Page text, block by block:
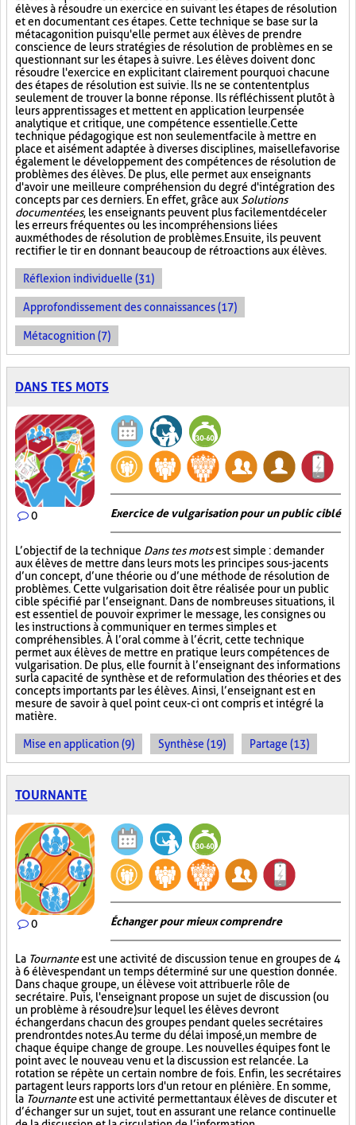
élèves à résoudre un exercice en suivant les étapes de résolution
et en documentant ces étapes. Cette technique se base sur la
métacagonition puisqu'elle permet aux élèves de prendre
conscience de leurs stratégies de résolution de problèmes en se
questionnant sur les étapes à suivre. Les élèves doivent donc
résoudre l'exercice en explicitant clairement pourquoi chacune
des étapes de résolution est suivie. Ils ne se contentent plus
seulement de trouver la bonne réponse. Ils réfléchissent plutôt à
leurs apprentissages et mettent en application leur pensée
analytique et critique, une compétence essentielle. Cette
technique pédagogique est non seulement facile à mettre en
place et aisément adaptée à diverses disciplines, mais elle favorise
également le développement des compétences de résolution de
problèmes des élèves. De plus, elle permet aux enseignants
d'avoir une meilleure compréhension du degré d'intégration des
concepts par ces derniers. En effet, grâce aux Solutions
documentées, les enseignants peuvent plus facilement déceler
les erreurs fréquentes ou les incompréhensions liées
aux méthodes de résolution de problèmes. Ensuite, ils peuvent
rectifier le tir en donnant beaucoup de rétroactions aux élèves.
Réflexion individuelle (31)
Approfondissement des connaissances (17)
Métacognition (7)
DANS TES MOTS
0 Exercice de vulgarisation pour un public ciblé
L’objectif de la technique Dans tes motsest simple : demander
aux élèves de mettre dans leurs mots les principes sous-jacents
d’un concept, d’une théorie ou d’une méthode de résolution de
problèmes. Cette vulgarisation doit être réalisée pour un public
cible spécifié par l’enseignant. Dans de nombreuses situations, il
est essentiel de pouvoir exprimer le message, les consignes ou
les instructions à communiquer en termes simples et
compréhensibles. À l’oral comme à l’écrit, cette technique
permet aux élèves de mettre en pratique leurs compétences de
vulgarisation. De plus, elle fournit à l’enseignant des informations
sur la capacité de synthèse et de reformulation des théories et des
concepts importants par les élèves. Ainsi, l’enseignant est en
mesure de savoir à quel point ceux-ci ont compris et intégré la
matière.
Mise en application (9) Synthèse (19) Partage (13)
TOURNANTE
0 Échanger pour mieux comprendre
La Tournanteest une activité de discussion tenue en groupes de 4
à 6 élèves pendant un temps déterminé sur une question donnée.
Dans chaque groupe, un élève se voit attribuer le rôle de
secrétaire. Puis, l'enseignant propose un sujet de discussion (ou
un problème à résoudre) sur lequel les élèves devront
échanger dans chacun des groupes pendant que les secrétaires
prendront des notes. Au terme du délai imposé, un membre de
chaque équipe change de groupe. Les nouvelles équipes font le
point avec le nouveau venu et la discussion est relancée. La
rotation se répète un certain nombre de fois. Enfin, les secrétaires
partagent leurs rapports lors d'un retour en plénière. En somme,
la Tournanteest une activité permettant aux élèves de discuter et
d’échanger sur un sujet, tout en assurant une relance continuelle